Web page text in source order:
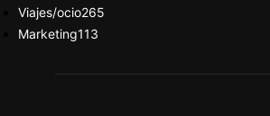
Viajes/ocio265
Marketing113